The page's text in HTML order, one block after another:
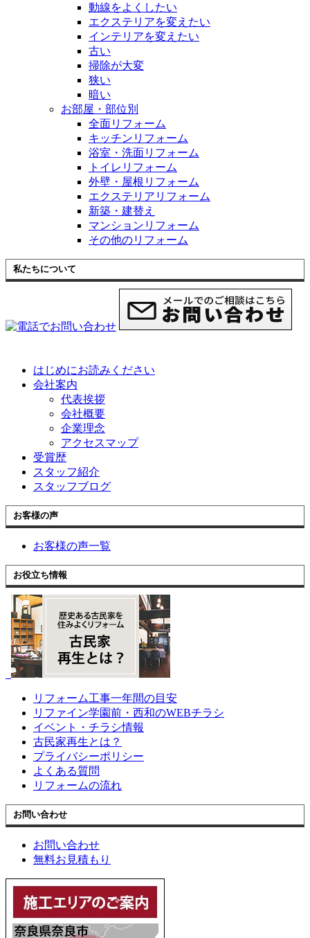
動線をよくしたい
エクステリアを変えたい
インテリアを変えたい
古い
掃除が大変
狭い
暗い
お部屋・部位別
全面リフォーム
キッチンリフォーム
浴室・洗面リフォーム
トイレリフォーム
外壁・屋根リフォーム
エクステリアリフォーム
新築・建替え
マンションリフォーム
その他のリフォーム
私たちについて
はじめにお読みください
会社案内
代表挨拶
会社概要
企業理念
アクセスマップ
受賞歴
スタッフ紹介
スタッフブログ
お客様の声
お客様の声一覧
お役立ち情報
リフォーム工事一年間の目安
リファイン学園前・西和のWEBチラシ
イベント・チラシ情報
古民家再生とは？
プライバシーポリシー
よくある質問
リフォームの流れ
お問い合わせ
お問い合わせ
無料お見積もり